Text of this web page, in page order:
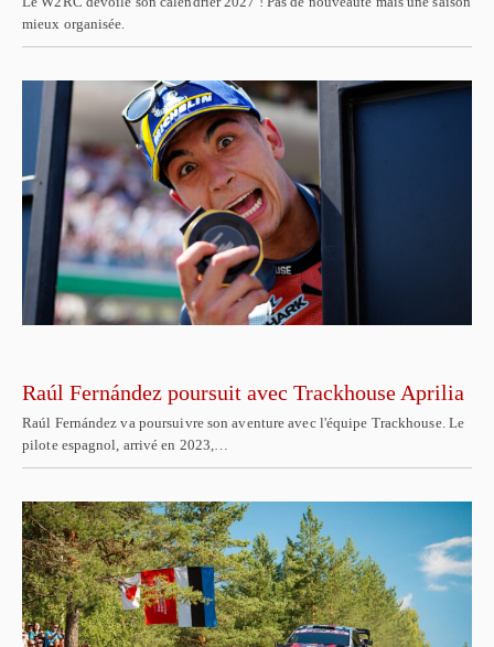
mieux organisée.
Raúl Fernández poursuit avec Trackhouse Aprilia
Raúl Fernández va poursuivre son aventure avec l'équipe Trackhouse. Le
pilote espagnol, arrivé en 2023,…